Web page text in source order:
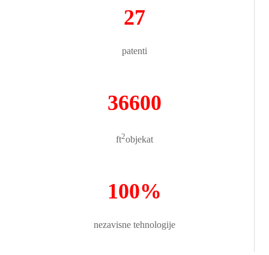
27
patenti
36600
ft2objekat
100%
nezavisne tehnologije